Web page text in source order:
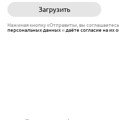
Загрузить
Нажимая кнопку «Отправить», вы
персональных данныхи даёте согласие на их